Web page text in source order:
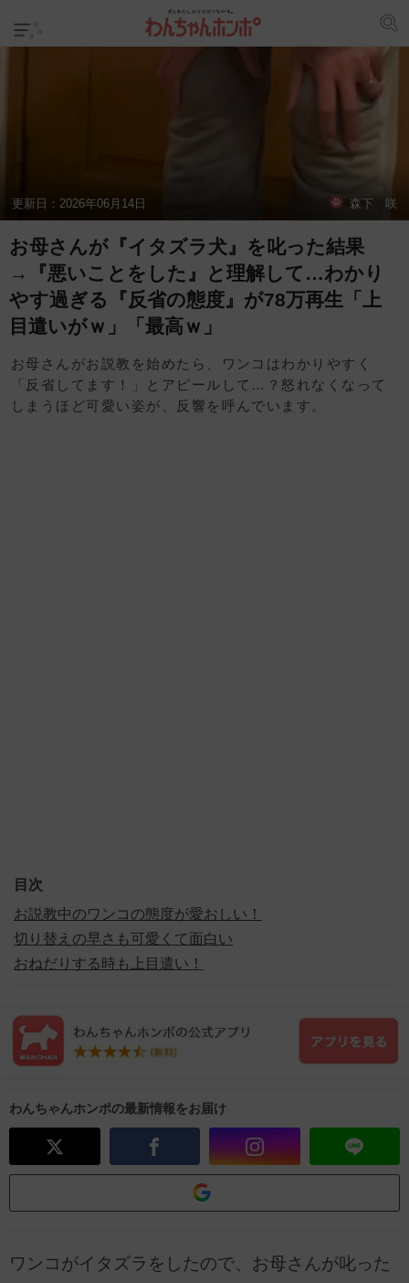
更新日： 2026年06月14日 森下 咲
お母さんが『イタズラ犬』を叱った結果
→『悪いことをした』と理解して…わかり
やす過ぎる『反省の態度』が78万再生「上
目遣いがｗ」「最高ｗ」
お母さんがお説教を始めたら、ワンコはわかりやすく
「反省してます！」とアピールして…？怒れなくなって
しまうほど可愛い姿が、反響を呼んでいます。
目次
お説教中のワンコの態度が愛おしい！
切り替えの早さも可愛くて面白い
おねだりする時も上目遣い！
わんちゃんホンポの最新情報をお届け
ワンコがイタズラをしたので、お母さんが叱った